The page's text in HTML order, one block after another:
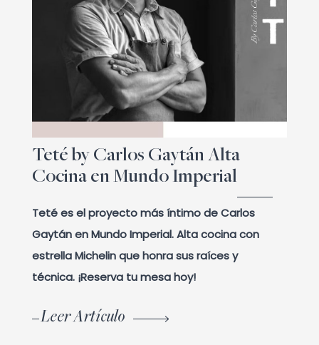
Teté by Carlos Gaytán Alta
Cocina en Mundo Imperial
Teté es el proyecto más íntimo de Carlos
Gaytán en Mundo Imperial. Alta cocina con
estrella Michelin que honra sus raíces y
técnica. ¡Reserva tu mesa hoy!
Leer Artículo